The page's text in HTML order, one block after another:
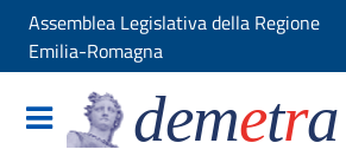
Assemblea Legislativa della Regione
Emilia-Romagna
demetra